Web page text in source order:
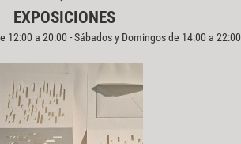
EXPOSICIONES
12:00 a 20:00 - Sábados y Domingos de 14:00 a 22:00